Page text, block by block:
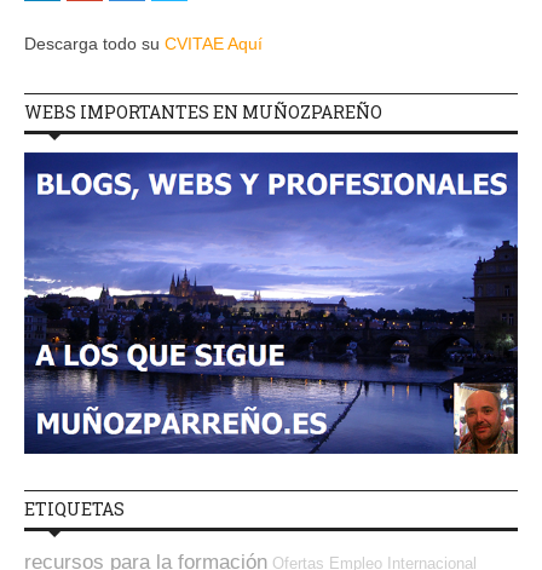
Descarga todo su CVITAE Aquí
WEBS IMPORTANTES EN MUÑOZPAREÑO
ETIQUETAS
recursos para la formación Ofertas Empleo Internacional